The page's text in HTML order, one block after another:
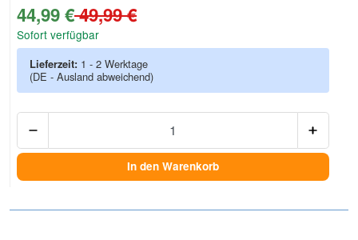
44,99 €49,99 €
Sofort verfügbar
Lieferzeit: 1 - 2 Werktage
(DE - Ausland abweichend)
In den Warenkorb